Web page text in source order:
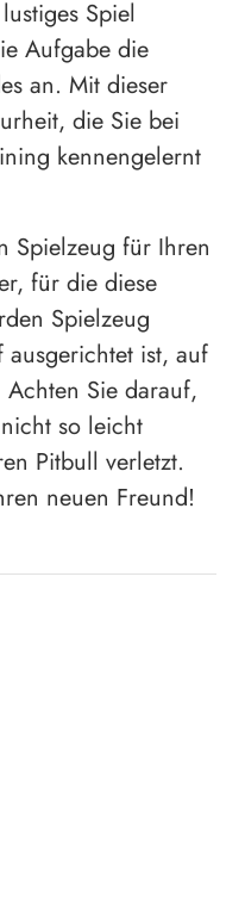
Spiel
Aufgabe die
an. Mit dieser
die Sie bei
kennengelernt
Spielzeug für Ihren
für die diese
Spielzeug
ist, auf
Sie darauf,
so leicht
Pitbull verletzt.
neuen Freund!